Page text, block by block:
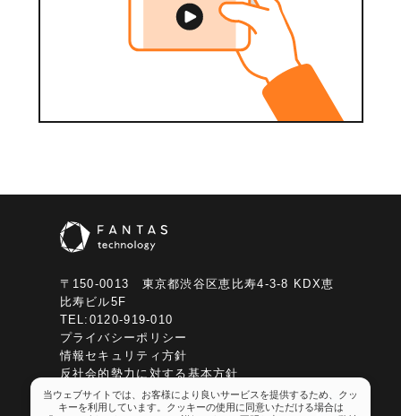
〒150-0013 東京都渋⾕区恵⽐寿4-3-8 KDX恵
⽐寿ビル5F
TEL:0120-919-010
プライバシーポリシー
情報セキュリティ方針
反社会的勢力に対する基本方針
当ウェブサイトでは、お客様により良いサービスを提供するため、クッ
キーを利用しています。クッキーの使用に同意いただける場合は